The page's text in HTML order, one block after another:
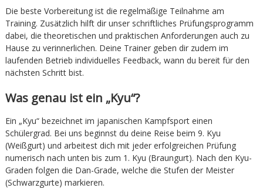
Die beste Vorbereitung ist die regelmäßige Teilnahme am
Training. Zusätzlich hilft dir unser schriftliches Prüfungsprogramm
dabei, die theoretischen und praktischen Anforderungen auch zu
Hause zu verinnerlichen. Deine Trainer geben dir zudem im
laufenden Betrieb individuelles Feedback, wann du bereit für den
nächsten Schritt bist.
Was genau ist ein „Kyu“?
Ein „Kyu“ bezeichnet im japanischen Kampfsport einen
Schülergrad. Bei uns beginnst du deine Reise beim 9. Kyu
(Weißgurt) und arbeitest dich mit jeder erfolgreichen Prüfung
numerisch nach unten bis zum 1. Kyu (Braungurt). Nach den Kyu-
Graden folgen die Dan-Grade, welche die Stufen der Meister
(Schwarzgurte) markieren.